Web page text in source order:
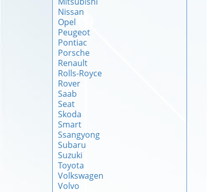
Nissan
Opel
Peugeot
Pontiac
Porsche
Renault
Rolls-Royce
Rover
Saab
Seat
Skoda
Smart
Ssangyong
Subaru
Suzuki
Toyota
Volkswagen
Volvo